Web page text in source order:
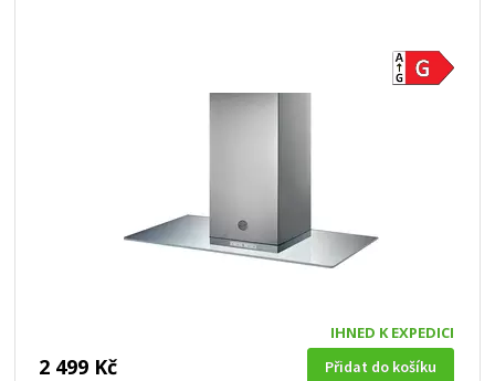
IHNED K EXPEDICI
2 499 Kč
Přidat do košíku